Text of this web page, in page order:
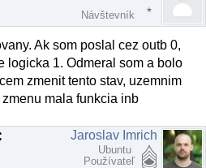
Návštevník
Ak som poslal cez outb 0,
logicka 1. Odmeral som a bolo
zmenit tento stav, uzemnim
mala funkcia inb
Jaroslav Imrich
Ubuntu
Používateľ